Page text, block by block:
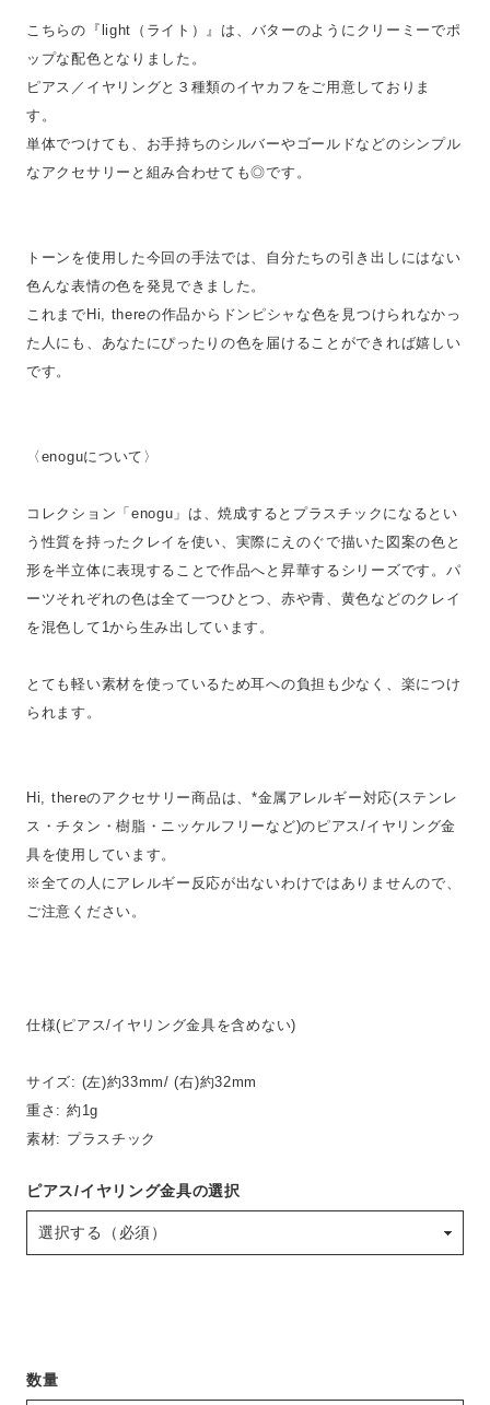
こちらの『light（ライト）』は、バターのようにクリーミーでポ
ップな配色となりました。
ピアス／イヤリングと３種類のイヤカフをご用意しておりま
す。
単体でつけても、お手持ちのシルバーやゴールドなどのシンプル
なアクセサリーと組み合わせても◎です。
トーンを使用した今回の手法では、自分たちの引き出しにはない
色んな表情の色を発見できました。
これまでHi, thereの作品からドンピシャな色を見つけられなかっ
た人にも、あなたにぴったりの色を届けることができれば嬉しい
です。
〈enoguについて〉
コレクション「enogu」は、焼成するとプラスチックになるとい
う性質を持ったクレイを使い、実際にえのぐで描いた図案の色と
形を半立体に表現することで作品へと昇華するシリーズです。パ
ーツそれぞれの色は全て一つひとつ、赤や青、黄色などのクレイ
を混色して1から生み出しています。
とても軽い素材を使っているため耳への負担も少なく、楽につけ
られます。
Hi, thereのアクセサリー商品は、*金属アレルギー対応(ステンレ
ス・チタン・樹脂・ニッケルフリーなど)のピアス/イヤリング金
具を使用しています。
※全ての人にアレルギー反応が出ないわけではありませんので、
ご注意ください。
仕様(ピアス/イヤリング金具を含めない)
サイズ: (左)約33mm/ (右)約32mm
重さ: 約1g
素材: プラスチック
ピアス/イヤリング金具の選択
数量